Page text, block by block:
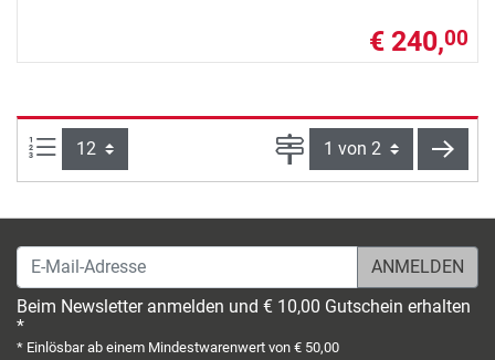
€ 240,00
Artikel pro Seite: Seite
E-Mail-Adresse
Beim Newsletter anmelden und € 10,00 Gutschein erhalten
*
* Einlösbar ab einem Mindestwarenwert von € 50,00